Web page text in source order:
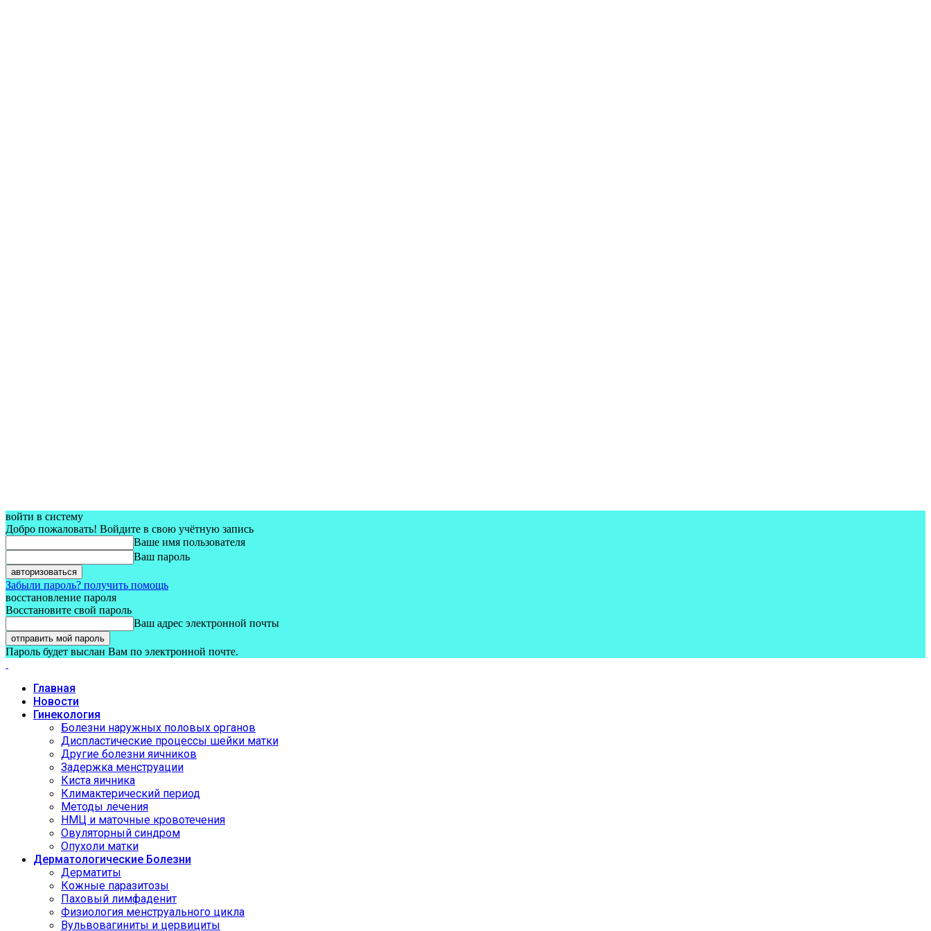
войти в систему
Добро пожаловать! Войдите в свою учётную запись
Ваше имя пользователя
Ваш пароль
Забыли пароль? получить помощь
восстановление пароля
Восстановите свой пароль
Ваш адрес электронной почты
Пароль будет выслан Вам по электронной почте.
Главная
Новости
Гинекология
Болезни наружных половых органов
Диспластические процессы шейки матки
Другие болезни яичников
Задержка менструации
Киста яичника
Климактерический период
Методы лечения
НМЦ и маточные кровотечения
Овуляторный синдром
Опухоли матки
Дерматологические Болезни
Дерматиты
Кожные паразитозы
Паховый лимфаденит
Физиология менструального цикла
Вульвовагиниты и цервициты